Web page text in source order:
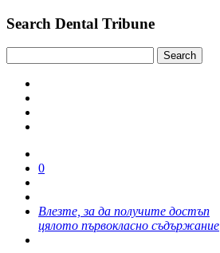
Search Dental Tribune
0
Влезте, за да получите достъп
цялото първокласно съдържание